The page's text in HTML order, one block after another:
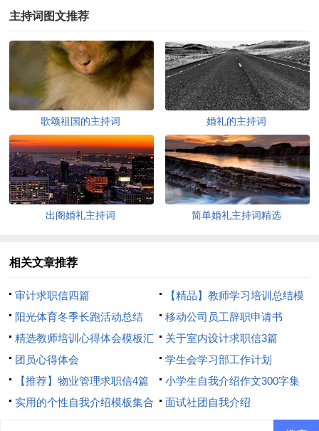
主持词图文推荐
歌颂祖国的主持词 婚礼的主持词
出阁婚礼主持词 简单婚礼主持词精选
相关文章推荐
审计求职信四篇
【精品】教师学习培训总结模
板8篇
阳光体育冬季长跑活动总结
移动公司员工辞职申请书
精选教师培训心得体会模板汇
总8篇
关于室内设计求职信3篇
团员心得体会
学生会学习部工作计划
【推荐】物业管理求职信4篇
小学生自我介绍作文300字集
合7篇
实用的个性自我介绍模板集合
面试社团自我介绍